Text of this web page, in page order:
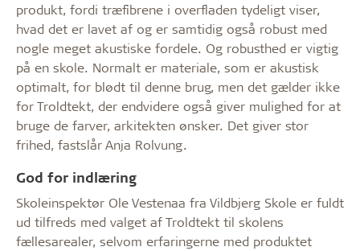
produkt, fordi træfibrene i overfladen tydeligt viser,
hvad det er lavet af og er samtidig også robust med
nogle meget akustiske fordele. Og robusthed er vigtig
på en skole. Normalt er materiale, som er akustisk
optimalt, for blødt til denne brug, men det gælder ikke
for Troldtekt, der endvidere også giver mulighed for at
bruge de farver, arkitekten ønsker. Det giver stor
frihed, fastslår Anja Rolvung.
God for indlæring
Skoleinspektør Ole Vestenaa fra Vildbjerg Skole er fuldt
ud tilfreds med valget af Troldtekt til skolens
fællesarealer, selvom erfaringerne med produktet